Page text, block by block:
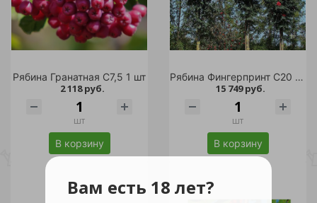
Вам есть 18 лет?
Рябина Гранатная С7,5 1 шт
2 118 руб.
шт
В корзину
Рябина Фингерпринт С20 1шт
15 749 руб.
шт
В корзину